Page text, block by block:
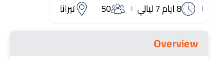
8 ايام 7 ليالي 50 تيرانا
Overview